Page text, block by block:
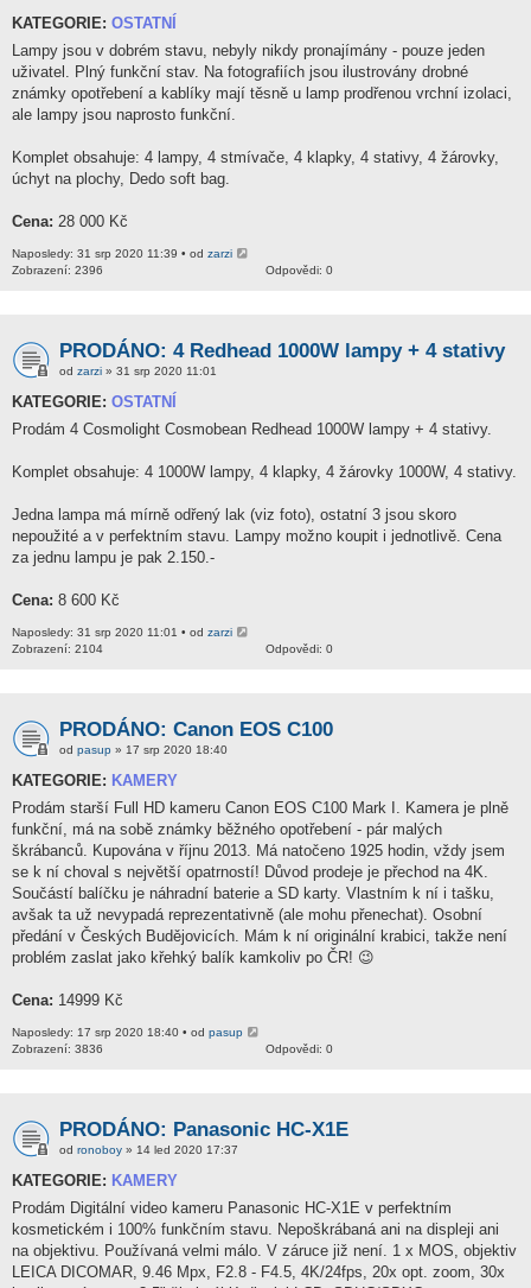
KATEGORIE: OSTATNÍ
Lampy jsou v dobrém stavu, nebyly nikdy pronajímány - pouze jeden
uživatel. Plný funkční stav. Na fotografiích jsou ilustrovány drobné
známky opotřebení a kablíky mají těsně u lamp prodřenou vrchní izolaci,
ale lampy jsou naprosto funkční.
Komplet obsahuje: 4 lampy, 4 stmívače, 4 klapky, 4 stativy, 4 žárovky,
úchyt na plochy, Dedo soft bag.
Cena: 28 000 Kč
Naposledy: 31 srp 2020 11:39 • od zarzi
Odpovědi: 0
Zobrazení: 2396
PRODÁNO: 4 Redhead 1000W lampy + 4 stativy
od zarzi » 31 srp 2020 11:01
KATEGORIE: OSTATNÍ
Prodám 4 Cosmolight Cosmobean Redhead 1000W lampy + 4 stativy.
Komplet obsahuje: 4 1000W lampy, 4 klapky, 4 žárovky 1000W, 4 stativy.
Jedna lampa má mírně odřený lak (viz foto), ostatní 3 jsou skoro
nepoužité a v perfektním stavu. Lampy možno koupit i jednotlivě. Cena
za jednu lampu je pak 2.150.-
Cena: 8 600 Kč
Naposledy: 31 srp 2020 11:01 • od zarzi
Odpovědi: 0
Zobrazení: 2104
PRODÁNO: Canon EOS C100
od pasup » 17 srp 2020 18:40
KATEGORIE: KAMERY
Prodám starší Full HD kameru Canon EOS C100 Mark I. Kamera je plně
funkční, má na sobě známky běžného opotřebení - pár malých
škrábanců. Kupována v říjnu 2013. Má natočeno 1925 hodin, vždy jsem
se k ní choval s největší opatrností! Důvod prodeje je přechod na 4K.
Součástí balíčku je náhradní baterie a SD karty. Vlastním k ní i tašku,
avšak ta už nevypadá reprezentativně (ale mohu přenechat). Osobní
předání v Českých Budějovicích. Mám k ní originální krabici, takže není
problém zaslat jako křehký balík kamkoliv po ČR! 😉
Cena: 14999 Kč
Naposledy: 17 srp 2020 18:40 • od pasup
Odpovědi: 0
Zobrazení: 3836
PRODÁNO: Panasonic HC-X1E
od ronoboy » 14 led 2020 17:37
KATEGORIE: KAMERY
Prodám Digitální video kameru Panasonic HC-X1E v perfektním
kosmetickém i 100% funkčním stavu. Nepoškrábaná ani na displeji ani
na objektivu. Používaná velmi málo. V záruce již není. 1 x MOS, objektiv
LEICA DICOMAR, 9.46 Mpx, F2.8 - F4.5, 4K/24fps, 20x opt. zoom, 30x